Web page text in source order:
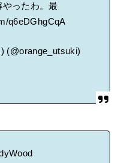
ったわ。最
q6eDGhgCqA
(@orange_utsuki)